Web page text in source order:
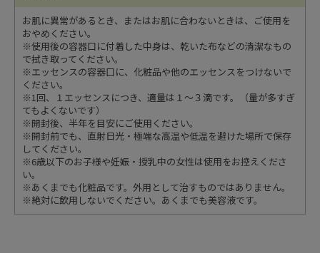
お肌に異常があるとき、またはお肌に合わないときは、ご使用を
おやめください。
※使用後の容器口に付着した中身は、乾いた布などの清潔なもの
で拭き取ってください。
※エッセンスの容器口に、化粧品や他のエッセンスをつけないで
ください。
※1回、１エッセンスにつき、適量は１～３滴です。（量が多すぎ
てもよくないです）
※開封後、半年を目安にご使用ください。
※開封前でも、直射日光・極端な高温や低温を避けた場所で保存
してください。
※6歳以下のお子様や妊娠・授乳中の女性は使用をお控えくださ
い。
※あくまでも化粧品です。外用として治すものではありません。
※絶対に飲用しないでください。あくまでも美容液です。